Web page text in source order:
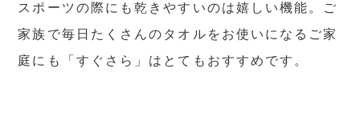
スポーツの際にも乾きやすいのは嬉しい機能。ご
家族で毎日たくさんのタオルをお使いになるご家
庭にも「すぐさら」はとてもおすすめです。